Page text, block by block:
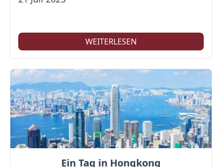
WEITERLESEN
Ein Tag in Hongkong